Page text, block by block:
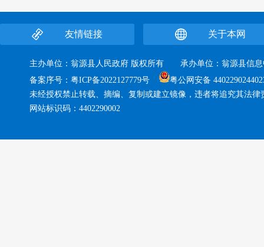
友情链接 关于本网
主办单位：翁源县人民政府 版权所有 承办单位：翁源县
备案序号： 粤ICP备2022127779号
粤公网安备
未经授权禁止转载、摘编、复制或建立镜像，违者将追究其法律
网站标识码：4402290002